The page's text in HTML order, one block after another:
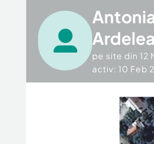
pe site din 12
activ: 10 Feb